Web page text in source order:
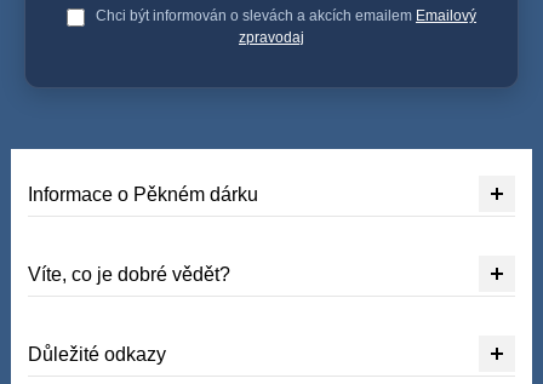
Chci být informován o slevách a akcích emailem Emailový
zpravodaj
Informace o Pěkném dárku
Víte, co je dobré vědět?
Důležité odkazy